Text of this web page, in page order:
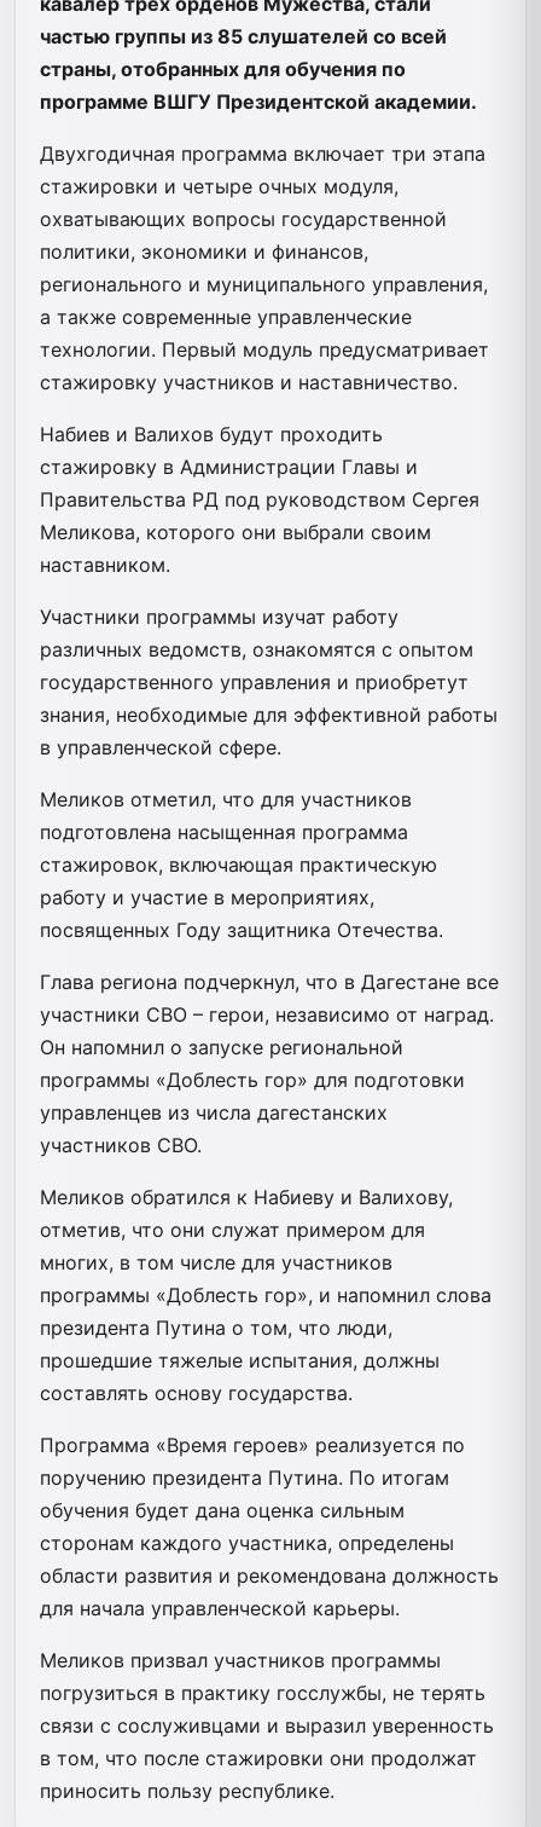
частью группы из 85 слушателей со всей
страны, отобранных для обучения по
программе ВШГУ Президентской академии.
Двухгодичная программа включает три этапа
стажировки и четыре очных модуля,
охватывающих вопросы государственной
политики, экономики и финансов,
регионального и муниципального управления,
а также современные управленческие
технологии. Первый модуль предусматривает
стажировку участников и наставничество.
Набиев и Валихов будут проходить
стажировку в Администрации Главы и
Правительства РД под руководством Сергея
Меликова, которого они выбрали своим
наставником.
Участники программы изучат работу
различных ведомств, ознакомятся с опытом
государственного управления и приобретут
знания, необходимые для эффективной работы
в управленческой сфере.
Меликов отметил, что для участников
подготовлена насыщенная программа
стажировок, включающая практическую
работу и участие в мероприятиях,
посвященных Году защитника Отечества.
Глава региона подчеркнул, что в Дагестане все
участники СВО – герои, независимо от наград.
Он напомнил о запуске региональной
программы «Доблесть гор» для подготовки
управленцев из числа дагестанских
участников СВО.
Меликов обратился к Набиеву и Валихову,
отметив, что они служат примером для
многих, в том числе для участников
программы «Доблесть гор», и напомнил слова
президента Путина о том, что люди,
прошедшие тяжелые испытания, должны
составлять основу государства.
Программа «Время героев» реализуется по
поручению президента Путина. По итогам
обучения будет дана оценка сильным
сторонам каждого участника, определены
области развития и рекомендована должность
для начала управленческой карьеры.
Меликов призвал участников программы
погрузиться в практику госслужбы, не терять
связи с сослуживцами и выразил уверенность
в том, что после стажировки они продолжат
приносить пользу республике.